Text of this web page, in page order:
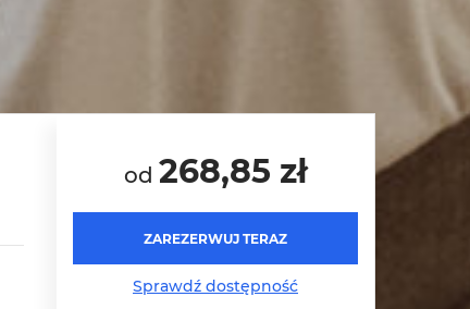
od 268,85 zł
ZAREZERWUJ TERAZ
Sprawdź dostępność